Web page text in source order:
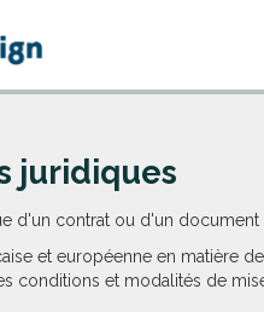
juridiques
d'un contrat ou d'un
et européenne en matière
conditions et modalités de